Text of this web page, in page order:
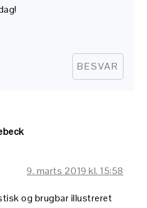
BESVAR
9. marts 2019 kl. 15:58
og brugbar illustreret